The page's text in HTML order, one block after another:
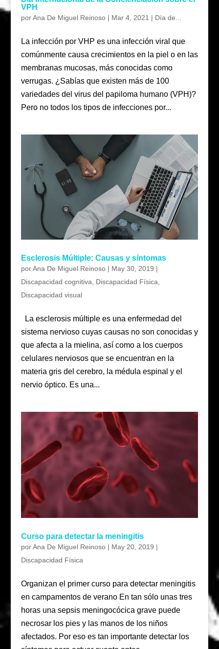
VPH
porAna De Miguel Reinoso| Mar 4, 2021 | Día de...
La infección por VHP es una infección viral que
comúnmente causa crecimientos en la piel o en las
membranas mucosas, más conocidas como
verrugas. ¿Sabías que existen más de 100
variedades del virus del papiloma humano (VPH)?
Pero no todos los tipos de infecciones por...
Esclerosis Múltiple: Causas y síntomas
porAna De Miguel Reinoso| May 30, 2019 |
Discapacidad cognitiva
Discapacidad Física
Discapacidad visual
La esclerosis múltiple es una enfermedad del
sistema nervioso cuyas causas no son conocidas y
que afecta a la mielina, así como a los cuerpos
celulares nerviosos que se encuentran en la
materia gris del cerebro, la médula espinal y el
nervio óptico. Es una...
Curso para detectar la meningitis
porAna De Miguel Reinoso| May 20, 2019 |
Discapacidad Física
Organizan el primer curso para detectar meningitis
en campamentos de verano En tan sólo unas tres
horas una sepsis meningocócica grave puede
necrosar los pies y las manos de los niños
afectados. Por eso es tan importante detectar los